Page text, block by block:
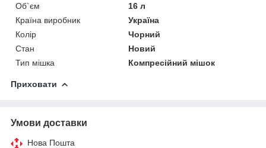
Об`єм
16 л
Країна виробник
Україна
Колір
Чорний
Стан
Новий
Тип мішка
Компресійний мішок
Приховати
Умови доставки
Нова Пошта